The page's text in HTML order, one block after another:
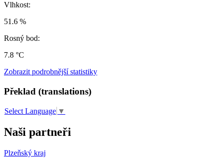
Vlhkost:
51.6 %
Rosný bod:
7.8 °C
Zobrazit podrobnější statistiky
Překlad (translations)
Select Language ▼
Naši partneři
Plzeňský kraj